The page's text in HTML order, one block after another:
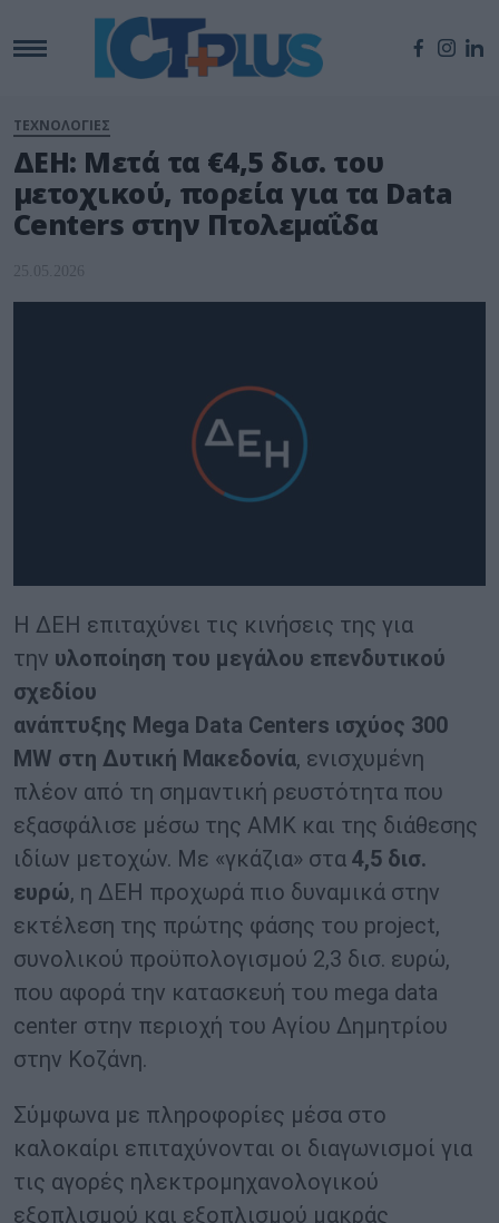
ΤΕΧΝΟΛΟΓΙΕΣ
ΔΕΗ: Μετά τα €4,5 δισ. του
μετοχικού, πορεία για τα Data
Centers στην Πτολεμαΐδα
25.05.2026
Η ΔΕΗ επιταχύνει τις κινήσεις της για
την υλοποίηση του μεγάλου επενδυτικού
σχεδίου
ανάπτυξης M ega Data Centers ισχύος 300
MW στη Δυτική Μακεδονία, ενισχυμένη
πλέον από τη σημαντική ρευστότητα που
εξασφάλισε μέσω της ΑΜΚ και της διάθεσης
ιδίων μετοχών. Με «γκάζια» στα 4,5 δισ.
ευρώ, η ΔΕΗ προχωρά πιο δυναμικά στην
εκτέλεση της πρώτης φάσης του project,
συνολικού προϋπολογισμού 2,3 δισ. ευρώ,
που αφορά την κατασκευή του mega data
center στην περιοχή του Αγίου Δημητρίου
στην Κοζάνη.
Σύμφωνα με πληροφορίες μέσα στο
καλοκαίρι επιταχύνονται οι διαγωνισμοί για
τις αγορές ηλεκτρομηχανολογικού
εξοπλισμού και εξοπλισμού μακράς